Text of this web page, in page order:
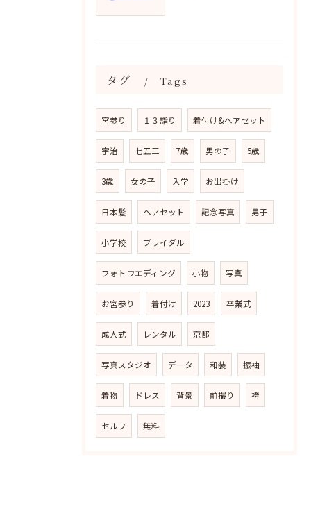
タグ Tags
宮参り １３詣り 着付け&ヘアセット
宇治 七五三 7歳 男の子 5歳
3歳 女の子 入学 お出掛け
日本髪 ヘアセット 記念写真 男子
小学校 ブライダル
フォトウエディング 小物 写真
お宮参り 着付け 2023 卒業式
成人式 レンタル 京都
写真スタジオ データ 和装 振袖
着物 ドレス 背景 前撮り 袴
セルフ 無料